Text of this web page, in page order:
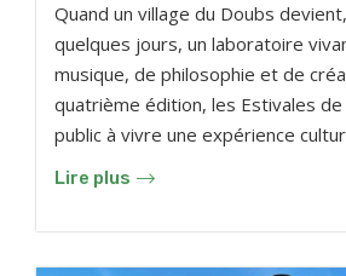
Quand un village du Doubs
quelques jours, un laboratoire
musique, de philosophie et de
quatrième édition, les Estivales
public à vivre une expérience
Lire plus